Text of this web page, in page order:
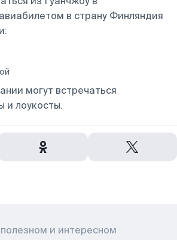
в страну Финляндия
могут встречаться
и лоукосты.
и интересном